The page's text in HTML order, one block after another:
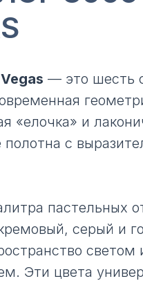
— это шесть
«елочка» и
с
пастельных
серый и
светом
Эти цвета